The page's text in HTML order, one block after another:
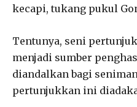
kecapi, tukang pukul
Tentunya, seni
menjadi sumber
diandalkan bagi
pertunjukkan ini